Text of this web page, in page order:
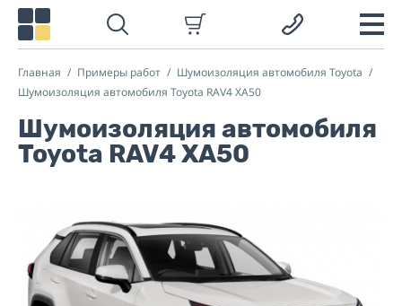
Главная Примеры работ
Шумоизоляция автомобиля Toyota
Шумоизоляция автомобиля Toyota RAV4 XA50
Шумоизоляция автомобиля
Toyota RAV4 XA50